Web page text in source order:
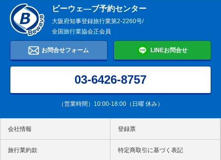
お問合せフォーム LINEお問合せ
03-6426-8757
（営業時間）10:00-18:00（日曜 休み）
ビーウェ―ブ予約センター
大阪府知事登録旅行業第2-2260号/
全国旅行業協会正会員
会社情報 登録票
旅行業約款 特定商取引に基づく表記